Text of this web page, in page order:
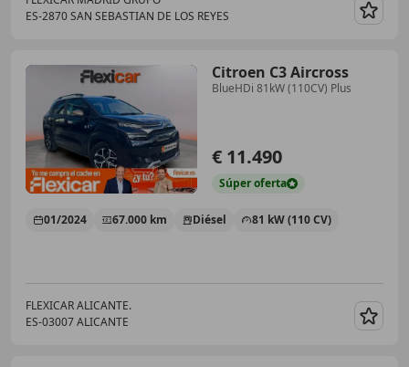
ES-2870 SAN SEBASTIAN DE LOS REYES
Citroen C3 Aircross
BlueHDi 81kW (110CV) Plus
€ 11.490
Súperoferta
01/2024 67.000 km Diésel 81 kW (110 CV)
FLEXICAR ALICANTE.
ES-03007 ALICANTE